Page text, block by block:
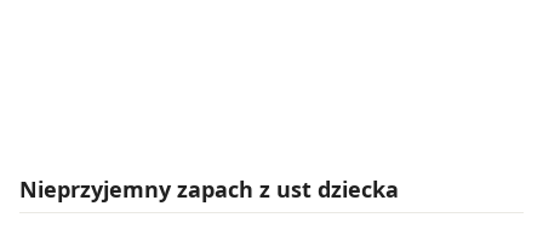
Nieprzyjemny zapach z ust dziecka